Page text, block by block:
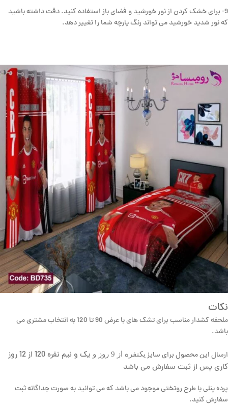
9- برای خشک کردن از نور خورشید و فضای باز استفاده کنید. دقت داشته باشید
که نور شدید خورشید می تواند رنگ پارچه شما را تغییر دهد.
نکات
ملحفه کشدار مناسب برای تشک های با عرض 90 تا 120 به انتخاب مشتری می
باشد.
ارسال این محصول برای سایز یکنفره از 9 روز و
یک و نیم نفره 120 از 12 روز
کاری پس از ثبت سفارش می باشد
پرده پنلی با طرح روتختی موجود می باشد که می توانید به صورت جداگانه ثبت
سفارش کنید.